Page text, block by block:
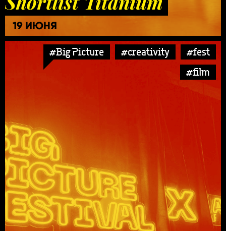
19 ИЮНЯ
#Big Picture #creativity
#fest
#film